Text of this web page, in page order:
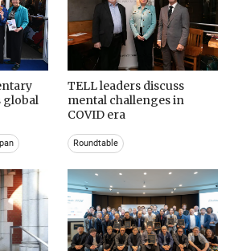
global
TELL leaders discuss
mental challenges in
COVID era
Roundtable